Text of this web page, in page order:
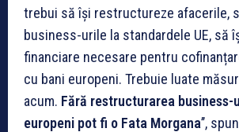
trebui să își restructureze afacerile,
business-urile la standardele UE, să
financiare necesare pentru
cu bani europeni. Trebuie luate
acum. Fără restructurarea business-
europeni pot fi o Fata Morgana’’,